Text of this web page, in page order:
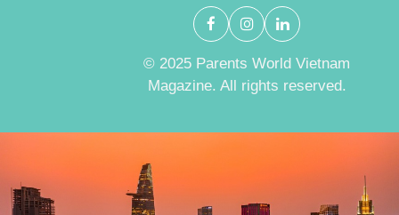
© 2025 Parents World Vietnam
Magazine. All rights reserved.